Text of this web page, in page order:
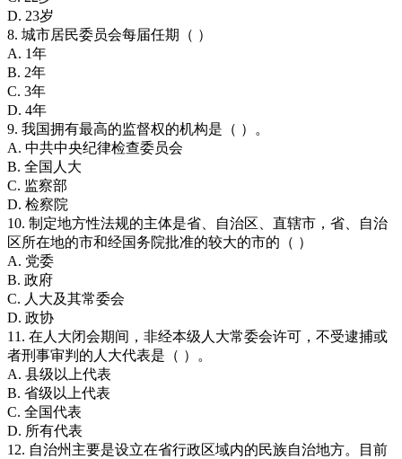
D. 23岁
8. 城市居民委员会每届任期（ ）
A. 1年
B. 2年
C. 3年
D. 4年
9. 我国拥有最高的监督权的机构是（ ）。
A. 中共中央纪律检查委员会
B. 全国人大
C. 监察部
D. 检察院
10. 制定地方性法规的主体是省、自治区、直辖市，省、自治
区所在地的市和经国务院批准的较大的市的（ ）
A. 党委
B. 政府
C. 人大及其常委会
D. 政协
11. 在人大闭会期间，非经本级人大常委会许可，不受逮捕或
者刑事审判的人大代表是（ ）。
A. 县级以上代表
B. 省级以上代表
C. 全国代表
D. 所有代表
12. 自治州主要是设立在省行政区域内的民族自治地方。目前